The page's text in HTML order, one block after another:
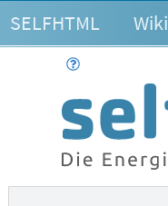
SELFHTML Wiki